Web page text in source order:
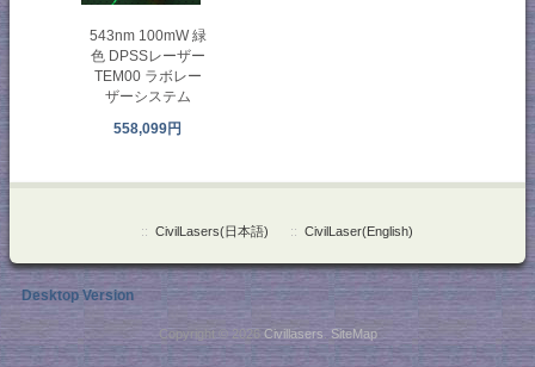
543nm 100mW 緑
色 DPSSレーザー
TEM00 ラボレー
ザーシステム
558,099円
:: CivilLasers(日本語) :: CivilLaser(English)
Desktop Version
Copyright © 2026Civillasers SiteMap